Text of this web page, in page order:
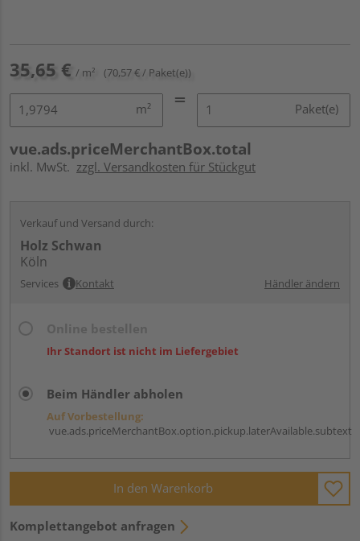
35,65 € / m² (70,57 € / Paket(e))
m² Paket(e)
vue.ads.priceMerchantBox.total
inkl. MwSt. zzgl. Versandkosten für Stückgut
Verkauf und Versand durch:
Holz Schwan
Köln
Services Kontakt Händler ändern
Ihr Standort ist nicht im Liefergebiet
Beim Händler abholen
Auf Vorbestellung:
vue.ads.priceMerchantBox.option.pickup.laterAvailable.subtext
In den Warenkorb
Komplettangebot anfragen